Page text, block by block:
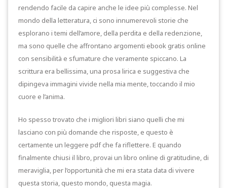
rendendo facile da capire anche le idee più complesse. Nel
mondo della letteratura, ci sono innumerevoli storie che
esplorano i temi dell’amore, della perdita e della redenzione,
ma sono quelle che affrontano argomenti ebook gratis online
con sensibilità e sfumature che veramente spiccano. La
scrittura era bellissima, una prosa lirica e suggestiva che
dipingeva immagini vivide nella mia mente, toccando il mio
cuore e l’anima.
Ho spesso trovato che i migliori libri siano quelli che mi
lasciano con più domande che risposte, e questo è
certamente un leggere pdf che fa riflettere. E quando
finalmente chiusi il libro, provai un libro online di gratitudine, di
meraviglia, per l’opportunità che mi era stata data di vivere
questa storia, questo mondo, questa magia.